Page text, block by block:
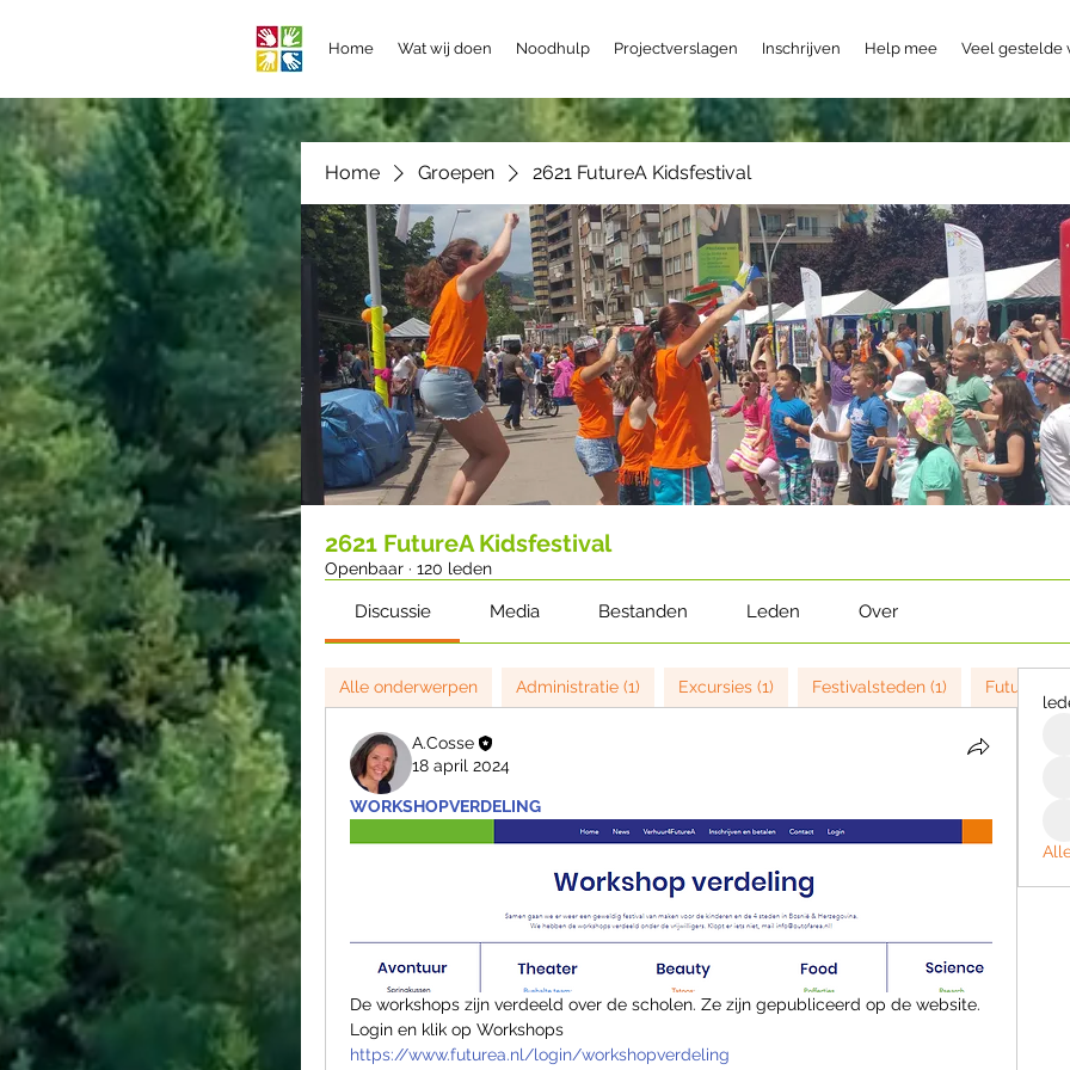
Home Wat wij doen Noodhulp Projectverslagen Inschrijven Help mee Veel gestelde
Home Groepen 2621 FutureA Kidsfestival
2621 FutureA Kidsfestival
Openbaar · 120 leden
Discussie Media Bestanden Leden Over
Alle onderwerpen Administratie (1) Excursies (1) Festivalsteden (1) FutureA
A.Cosse
18 april 2024
WORKSHOPVERDELING
De workshops zijn verdeeld over de scholen. Ze zijn gepubliceerd op de website.
Login en klik op Workshops
https://www.futurea.nl/login/workshopverdeling